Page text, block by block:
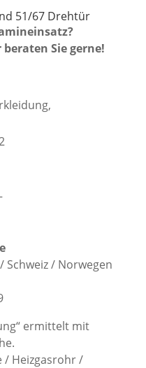
51/67 Drehtür
Sie gerne!
/ Norwegen
ermittelt mit
/ Heizgasrohr /